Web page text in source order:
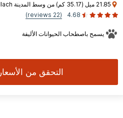
21.85 ميل (35.17 كم) من وسط المدينة Villach
4.68
(22 reviews)
يسمح باصطحاب الحيوانات الأليفة
التحقق من الأسعار